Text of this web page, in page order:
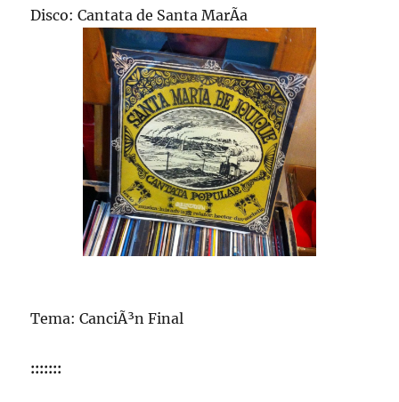
Disco: Cantata de Santa MarÃ­a
Tema: CanciÃ³n Final
:::::::